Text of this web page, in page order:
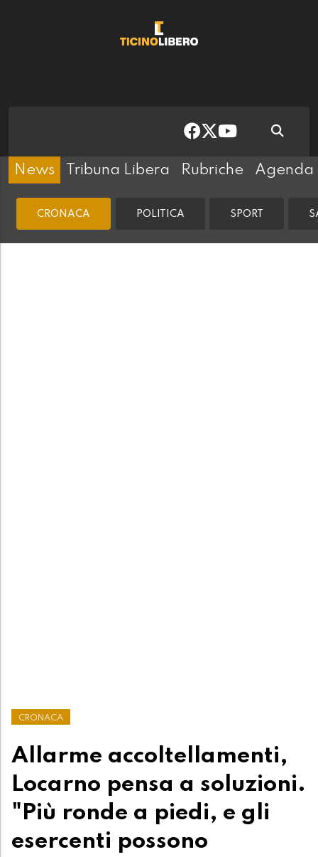
News Tribuna Libera Rubriche Agenda
CRONACA POLITICA SPORT
CRONACA
Allarme accoltellamenti,
Locarno pensa a soluzioni.
"Più ronde a piedi, e gli
esercenti possono